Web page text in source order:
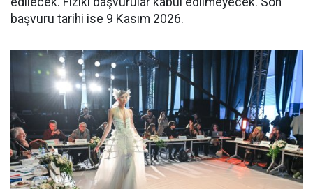
başvuru tarihi ise 9 Kasım 2026.